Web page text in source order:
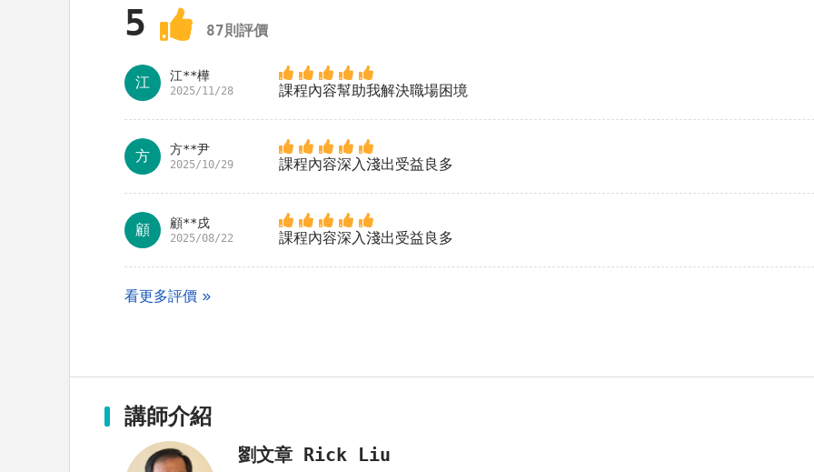
5 87則評價
江 江**樺
2025/11/28 課程內容幫助我解決職場困境
方 方**尹
2025/10/29 課程內容深入淺出受益良多
顧 顧**戌
2025/08/22 課程內容深入淺出受益良多
看更多評價
講師介紹
劉文章 Rick Liu